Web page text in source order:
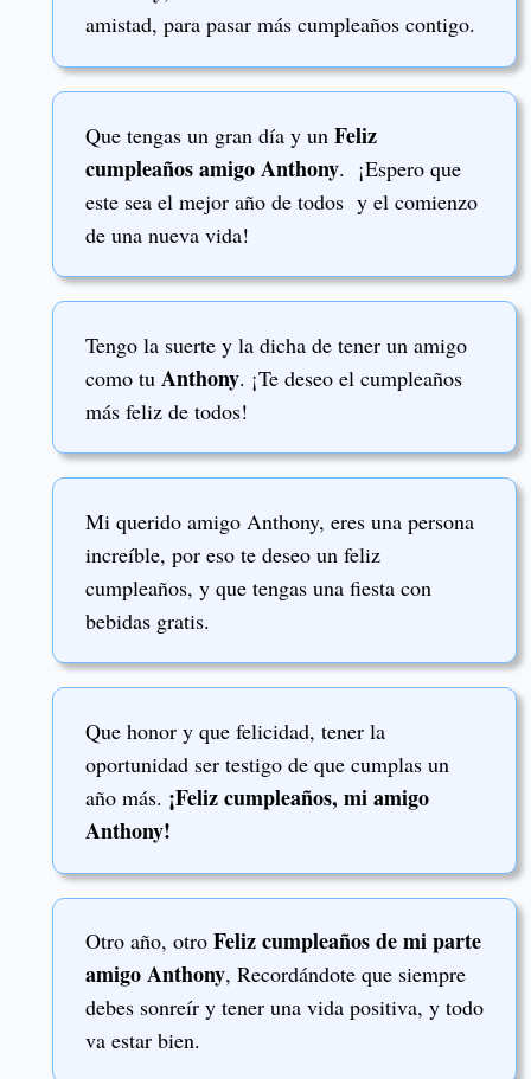
amistad, para pasar más cumpleaños contigo.
Que tengas un gran día y un Feliz
cumpleaños amigo Anthony. ¡Espero que
este sea el mejor año de todos y el comienzo
de una nueva vida!
Tengo la suerte y la dicha de tener un amigo
como tu Anthony. ¡Te deseo el cumpleaños
más feliz de todos!
Mi querido amigo Anthony, eres una persona
increíble, por eso te deseo un feliz
cumpleaños, y que tengas una fiesta con
bebidas gratis.
Que honor y que felicidad, tener la
oportunidad ser testigo de que cumplas un
año más. ¡Feliz cumpleaños, mi amigo
Anthony!
Otro año, otro Feliz cumpleaños de mi parte
amigo Anthony, Recordándote que siempre
debes sonreír y tener una vida positiva, y todo
va estar bien.